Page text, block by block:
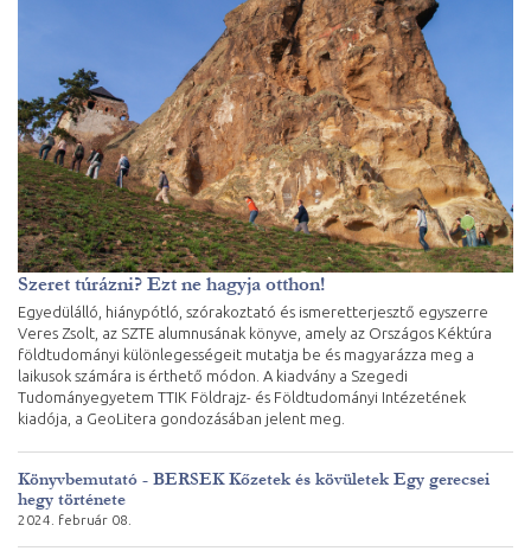
Szeret túrázni? Ezt ne hagyja otthon!
Egyedülálló, hiánypótló, szórakoztató és ismeretterjesztő egyszerre
Veres Zsolt, az SZTE alumnusának könyve, amely az Országos Kéktúra
földtudományi különlegességeit mutatja be és magyarázza meg a
laikusok számára is érthető módon. A kiadvány a Szegedi
Tudományegyetem TTIK Földrajz- és Földtudományi Intézetének
kiadója, a GeoLitera gondozásában jelent meg.
Könyvbemutató - BERSEK Kőzetek és kövületek Egy gerecsei
hegy története
2024. február 08.